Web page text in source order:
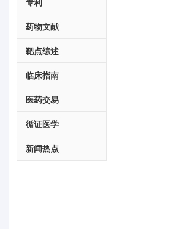
药物文献
靶点综述
临床指南
医药交易
循证医学
新闻热点